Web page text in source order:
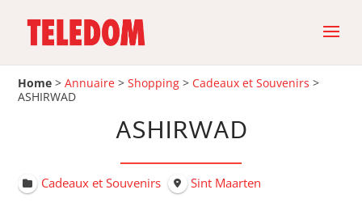
Home >Annuaire >Shopping > Cadeaux et Souvenirs >
ASHIRWAD
ASHIRWAD
Cadeaux et Souvenirs Sint Maarten